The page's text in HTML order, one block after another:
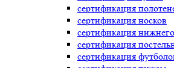
сертификация
сертификация носков
сертификация
сертификация
сертификация